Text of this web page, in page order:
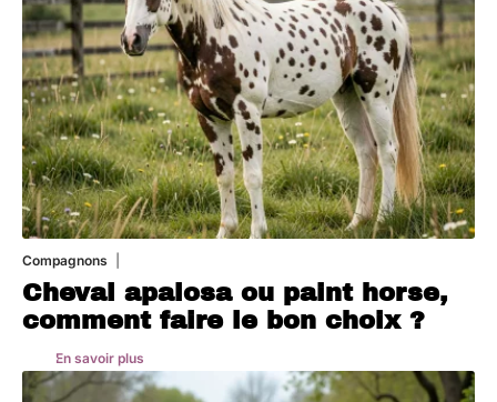
Compagnons
Cheval apalosa ou paint horse,
comment faire le bon choix ?
En savoir plus